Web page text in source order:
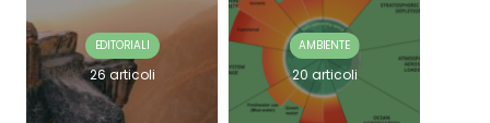
EDITORIALI
26 articoli
AMBIENTE
20 articoli